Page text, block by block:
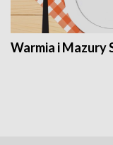
Warmia i Mazury